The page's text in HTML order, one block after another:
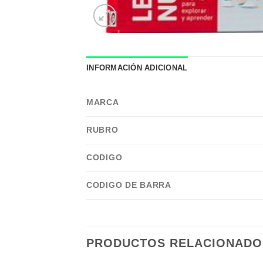
INFORMACIÓN ADICIONAL
MARCA
RUBRO
CODIGO
CODIGO DE BARRA
PRODUCTOS